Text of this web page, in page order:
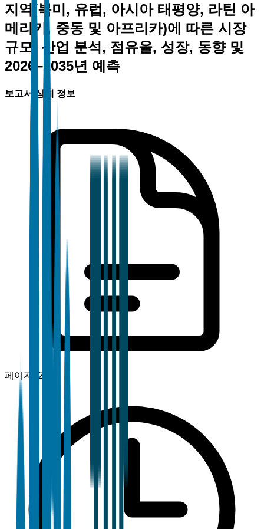
지역(북미, 유럽, 아시아 태평양, 라틴 아
메리카, 중동 및 아프리카)에 따른 시장
규모, 산업 분석, 점유율, 성장, 동향 및
2026–2035년 예측
보고서 상세 정보
페이지 120+